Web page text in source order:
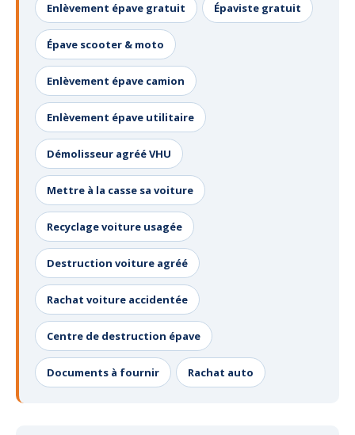
Enlèvement épave gratuit Épaviste gratuit
Épave scooter & moto
Enlèvement épave camion
Enlèvement épave utilitaire
Démolisseur agréé VHU
Mettre à la casse sa voiture
Recyclage voiture usagée
Destruction voiture agréé
Rachat voiture accidentée
Centre de destruction épave
Documents à fournir Rachat auto